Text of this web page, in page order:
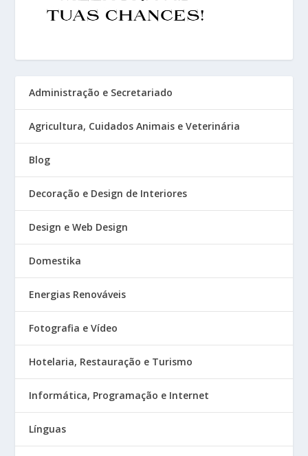
Administração e Secretariado
Agricultura, Cuidados Animais e Veterinária
Blog
Decoração e Design de Interiores
Design e Web Design
Domestika
Energias Renováveis
Fotografia e Vídeo
Hotelaria, Restauração e Turismo
Informática, Programação e Internet
Línguas